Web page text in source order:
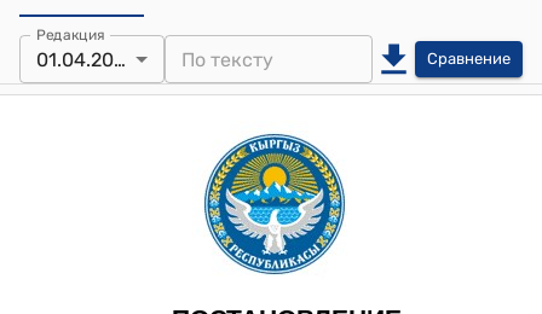
Редакция
01.04.2026 Сравнение